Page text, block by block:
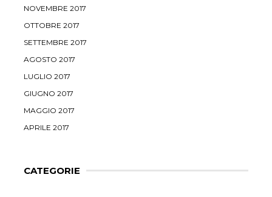
NOVEMBRE 2017
OTTOBRE 2017
SETTEMBRE 2017
AGOSTO 2017
LUGLIO 2017
GIUGNO 2017
MAGGIO 2017
APRILE 2017
CATEGORIE